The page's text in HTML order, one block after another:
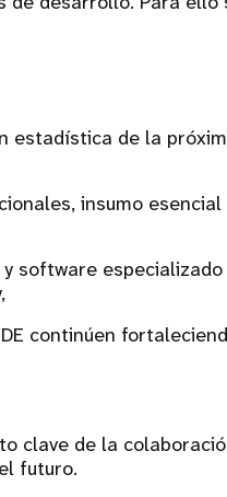
estadística de la
insumo esencial
software
continúen
clave de la
futuro.